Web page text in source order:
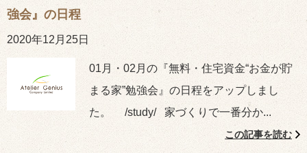
強会』の日程
2020年12月25日
01月・02月の『無料・住宅資金“お金が貯
まる家”勉強会』の日程をアップしまし
た。 /study/ 家づくりで一番分か...
この記事を読む